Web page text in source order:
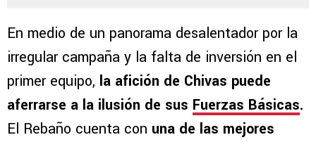
En medio de un panorama desalentador por la
irregular campaña y la falta de inversión en el
primer equipo, la afición de Chivas puede
aferrarse a la ilusión de sus Fuerzas Básicas.
El Rebaño cuenta con una de las mejores